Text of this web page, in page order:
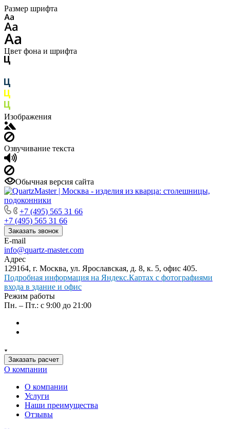
Размер шрифта
Цвет фона и шрифта
Изображения
Озвучивание текста
Обычная версия сайта
+7 (495) 565 31 66
+7 (495) 565 31 66
Заказать звонок
E-mail
info@quartz-master.com
Адрес
129164, г. Москва, ул. Ярославская, д. 8, к. 5, офис 405.
Подробная информация на Яндекс.Картах с фотографиями
входа в здание и офис
Режим работы
Пн. – Пт.: с 9:00 до 21:00
Заказать расчет
О компании
О компании
Услуги
Наши преимущества
Отзывы